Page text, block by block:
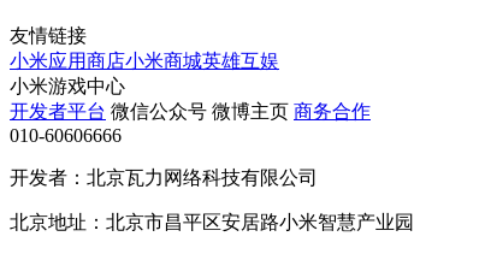
友情链接
小米应用商店小米商城英雄互娱
小米游戏中心
开发者平台 微信公众号 微博主页 商务合作
010-60606666
开发者：北京瓦力网络科技有限公司
北京地址：北京市昌平区安居路小米智慧产业园